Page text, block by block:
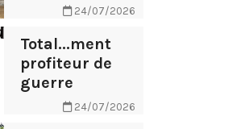
24/07/2026
Total...ment
profiteur de
guerre
24/07/2026